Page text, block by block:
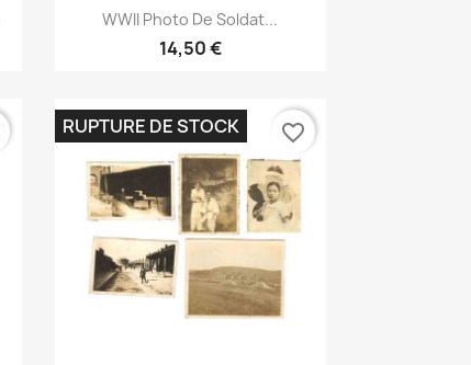
Aperçu rapide
WWII Photo De Soldat...
14,50 €
RUPTURE DE STOCK favorite_border